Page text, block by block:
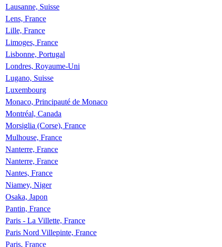
Lausanne, Suisse
Lens, France
Lille, France
Limoges, France
Lisbonne, Portugal
Londres, Royaume-Uni
Lugano, Suisse
Luxembourg
Monaco, Principauté de Monaco
Montréal, Canada
Morsiglia (Corse), France
Mulhouse, France
Nanterre, France
Nanterre, France
Nantes, France
Niamey, Niger
Osaka, Japon
Pantin, France
Paris - La Villette, France
Paris Nord Villepinte, France
Paris, France